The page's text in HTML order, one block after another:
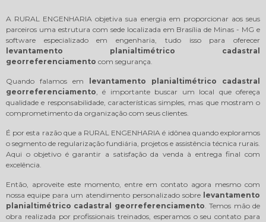
A RURAL ENGENHARIA objetiva sua energia em proporcionar aos seus
parceiros uma estrutura com sede localizada em Brasília de Minas - MG e
software especializado em engenharia, tudo isso para oferecer
levantamento planialtimétrico cadastral
georreferenciamento com segurança.
Quando falamos em
levantamento planialtimétrico cadastral
georreferenciamento, é importante buscar um local que ofereça
qualidade e responsabilidade, características simples, mas que mostram o
comprometimento da organização com seus clientes.
É por esta razão que a RURAL ENGENHARIA é idônea quando exploramos
o segmento de regularização fundiária, projetos e assistência técnica rurais.
Aqui o objetivo é garantir a satisfação da venda à entrega final com
excelência.
Então, aproveite este momento, entre em contato agora mesmo com
nossa equipe para um atendimento personalizado sobre levantamento
planialtimétrico cadastral georreferenciamento. Temos mão de
obra realizada por profissionais treinados, esperamos o seu contato para